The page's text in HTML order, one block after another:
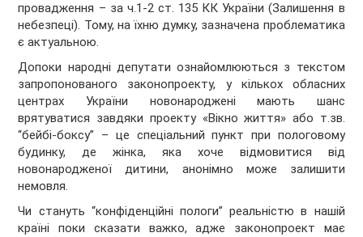
провадження – за ч.1-2 ст. 135 КК України (Залишення в
небезпеці). Тому, на їхню думку, зазначена проблематика
є актуальною.
Допоки народні депутати ознайомлюються з текстом
запропонованого законопроекту, у кількох обласних
центрах України новонароджені мають шанс
врятуватися завдяки проекту «Вікно життя» або т.зв.
“бейбі-боксу” – це спеціальний пункт при пологовому
будинку, де жінка, яка хоче відмовитися від
новонародженої дитини, анонімно може залишити
немовля.
Чи стануть “конфіденційні пологи” реальністю в нашій
країні поки сказати важко, адже законопроект має